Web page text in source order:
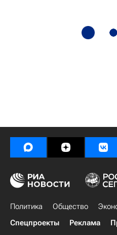
Политика Общество
Спецпроекты
Реклама